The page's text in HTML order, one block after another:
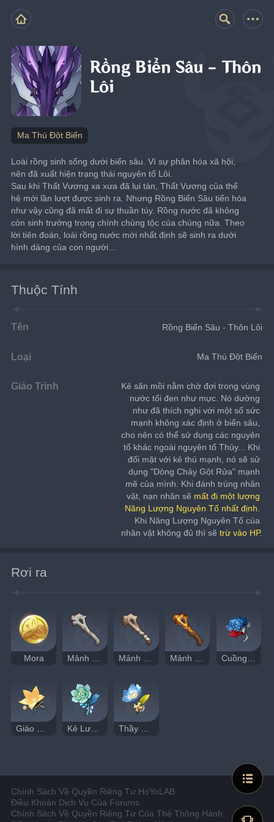
Rồng Biển Sâu - Thôn
Lôi
Ma Thú Đột Biến
Loài rồng sinh sống dưới biển sâu. Vì sự phân hóa xã hội,
nên đã xuất hiện trạng thái nguyên tố Lôi.
Sau khi Thất Vương xa xưa đã lụi tàn, Thất Vương của thế
hệ mới lần lượt được sinh ra. Nhưng Rồng Biển Sâu tiến hóa
như vậy cũng đã mất đi sự thuần túy. Rồng nước đã không
còn sinh trưởng trong chính chủng tộc của chúng nữa. Theo
lời tiên đoán, loài rồng nước mới nhất định sẽ sinh ra dưới
hình dáng của con người...
Thuộc Tính
Tên Rồng Biển Sâu - Thôn Lôi
Loại Ma Thú Đột Biến
Giáo Trình
Kẻ săn mồi nằm chờ đợi trong vùng
nước tối đen như mực. Nó dường
như đã thích nghi với một số sức
mạnh không xác định ở biển sâu,
cho nên có thể sử dụng các nguyên
tố khác ngoài nguyên tố Thủy... Khi
đối mặt với kẻ thù mạnh, nó sẽ sử
dụng "Dòng Chảy Gột Rửa" mạnh
mẽ của mình. Khi đánh trúng nhân
vật, nạn nhân sẽ mất đi một lượng
Năng Lượng Nguyên Tố nhất định
Khi Năng Lượng Nguyên Tố của
nhân vật không đủ thì sẽ trừ vào HP.
Rơi ra
Mora Mảnh Xương Giòn Yếu Mảnh Xương Chắc Chắn Mảnh Xương Hóa Thạch Cuồng Chiến
Chính Sách Về Quyền Riêng Tư HoYoLAB
Điều Khoản Dịch Vụ Của Forums
Chính Sách Về Quyền Riêng Tư Của Thẻ Thông Hành